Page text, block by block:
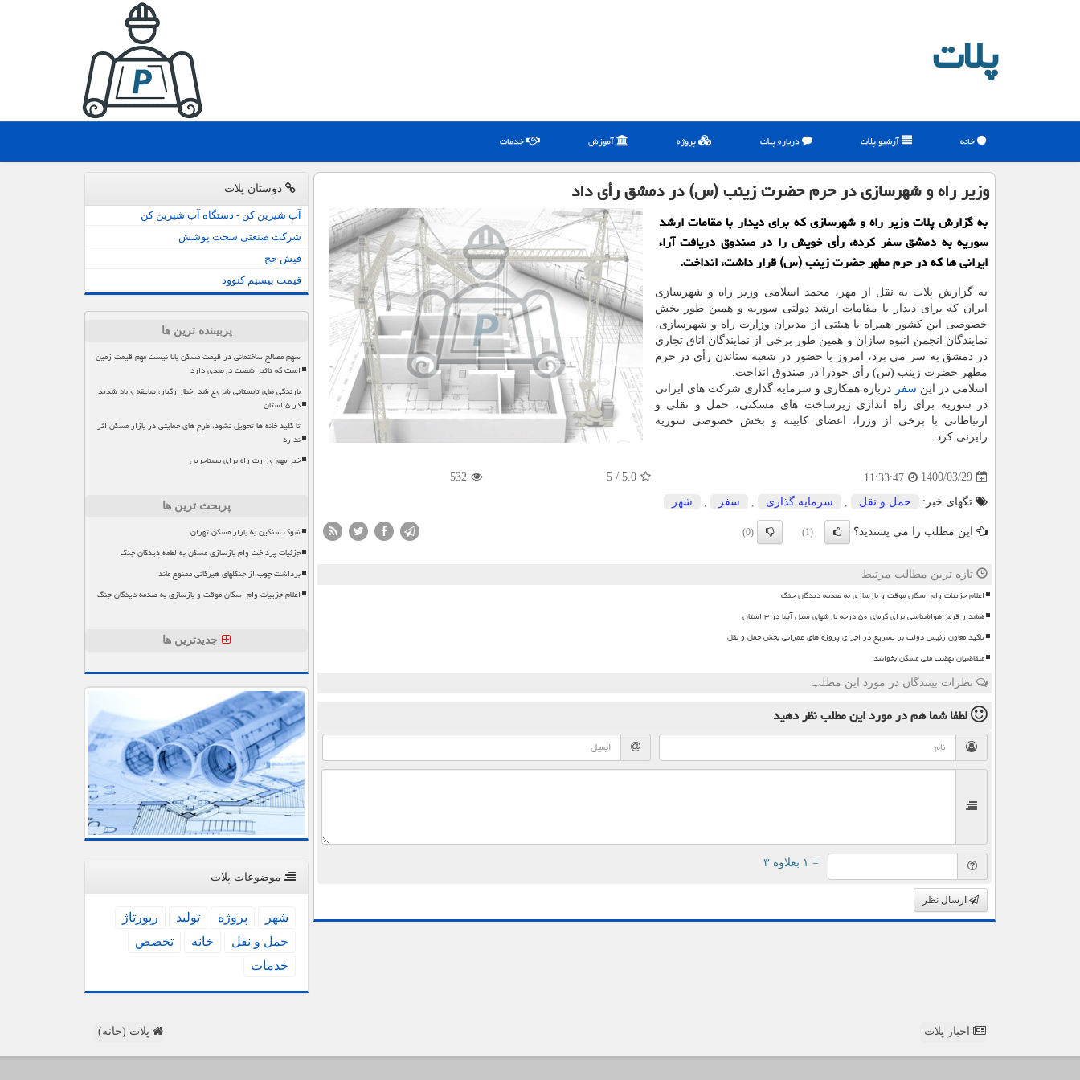
پلات
خانه آرشیو پلات درباره پلات پروژه آموزش خدمات
وزیر راه و شهرسازی در حرم حضرت زینب (س) در دمشق رأی داد
به گزارش پلات وزیر راه و شهرسازی که برای دیدار با مقامات ارشد
سوریه به دمشق سفر کرده، رأی خویش را در صندوق دریافت آراء
ایرانی ها که در حرم مطهر حضرت زینب (س) قرار داشت، انداخت.
به گزارش پلات به نقل از مهر، محمد اسلامی وزیر راه و شهرسازی
ایران که برای دیدار با مقامات ارشد دولتی سوریه و همین طور بخش
خصوصی این کشور همراه با هیئتی از مدیران وزارت راه و شهرسازی،
نمایندگان انجمن انبوه سازان و همین طور برخی از نمایندگان اتاق تجاری
در دمشق به سر می برد، امروز با حضور در شعبه ستاندن رأی در حرم
مطهر حضرت زینب (س) رأی خودرا در صندوق انداخت.
اسلامی در این سفر درباره همکاری و سرمایه گذاری شرکت های ایرانی
در سوریه برای راه اندازی زیرساخت های مسکنی، حمل و نقلی و
ارتباطاتی با برخی از وزرا، اعضای کابینه و بخش خصوصی سوریه
رایزنی کرد.
1400/03/29
11:33:47
5.0
/
5
532
تگهای خبر: حمل و نقل سرمایه گذاری سفر شهر
این مطلب را می پسندید؟ (1)
(0)
تازه ترین مطالب مرتبط
اعلام جزییات وام اسکان موقت و بازسازی به صدمه دیدگان جنگ
هشدار قرمز هواشناسی برای گرمای ۵۰ درجه بارشهای سیل آسا در ۳ استان
تاکید معاون رئیس دولت بر تسریع در اجرای پروژه های عمرانی بخش حمل و نقل
متقاضیان نهضت ملی مسکن بخوانند
نظرات بینندگان در مورد این مطلب
لطفا شما همدر مورد این مطلبنظر دهید
= ۱ بعلاوه ۳
ارسال نظر
دوستان پلات
آب شیرین کن - دستگاه آب شیرین کن
شرکت صنعتی سخت پوشش
فیش حج
قیمت بیسیم کنوود
پربیننده ترین ها
سهم مصالح ساختمانی در قیمت مسکن بالا نیست مهم قیمت زمین
است که تاثیر شصت درصدی دارد
بارندگی های تابستانی شروع شد اخطار رگبار، صاعقه و باد شدید
در ۵ استان
تا کلید خانه ها تحویل نشود، طرح های حمایتی در بازار مسکن اثر
ندارد
خبر مهم وزارت راه برای مستاجرین
پربحث ترین ها
شوک سنگین به بازار مسکن تهران
جزئیات پرداخت وام بازسازی مسکن به لطمه دیدگان جنگ
برداشت چوب از جنگلهای هیرکانی ممنوع ماند
اعلام جزییات وام اسکان موقت و بازسازی به صدمه دیدگان جنگ
جدیدترین ها
موضوعات پلات
شهر پروژه تولید
رپورتاژ
حمل و نقل
خانه
تخصص
خدمات
اخبار پلات پلات (خانه)